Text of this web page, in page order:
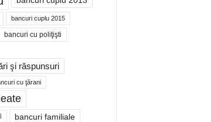
bancuri cuplu 2015
bancuri cu poliţişti
şi răspunsuri
cu ţărani
bancuri familiale